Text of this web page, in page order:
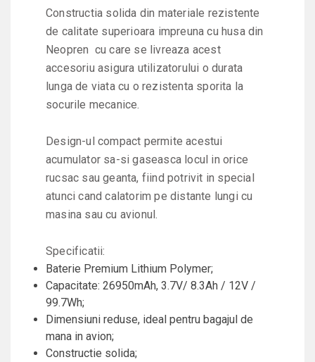
Constructia solida din materiale rezistente
de calitate superioara impreuna cu husa din
Neopren cu care se livreaza acest
accesoriu asigura utilizatorului o durata
lunga de viata cu o rezistenta sporita la
socurile mecanice.
Design-ul compact permite acestui
acumulator sa-si gaseasca locul in orice
rucsac sau geanta, fiind potrivit in special
atunci cand calatorim pe distante lungi cu
masina sau cu avionul.
Specificatii:
Baterie Premium Lithium Polymer;
Capacitate: 26950mAh, 3.7V/ 8.3Ah / 12V /
99.7Wh;
Dimensiuni reduse, ideal pentru bagajul de
mana in avion;
Constructie solida;